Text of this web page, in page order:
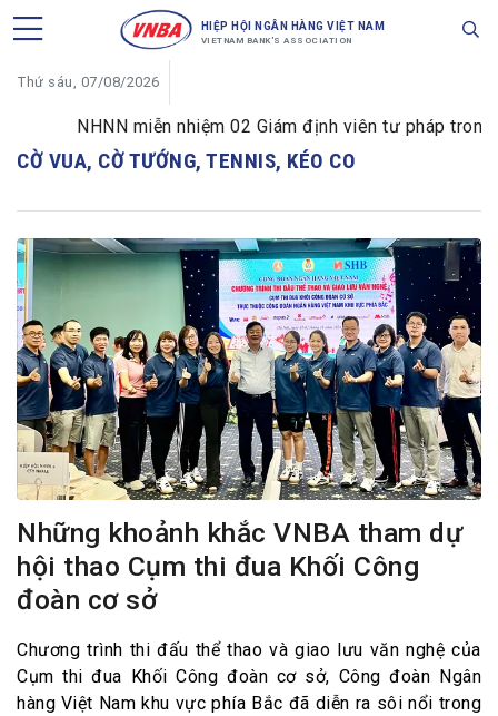
HIỆP HỘI NGÂN HÀNG VIỆT NAM
VIETNAM BANK'S ASSOCIATION
Thứ sáu, 07/08/2026
NHNN miễn nhiệm 02 Giám định viên tư pháp trong
CỜ VUA, CỜ TƯỚNG, TENNIS, KÉO CO
Những khoảnh khắc VNBA tham dự
hội thao Cụm thi đua Khối Công
đoàn cơ sở
Chương trình thi đấu thể thao và giao lưu văn nghệ của
Cụm thi đua Khối Công đoàn cơ sở, Công đoàn Ngân
hàng Việt Nam khu vực phía Bắc đã diễn ra sôi nổi trong